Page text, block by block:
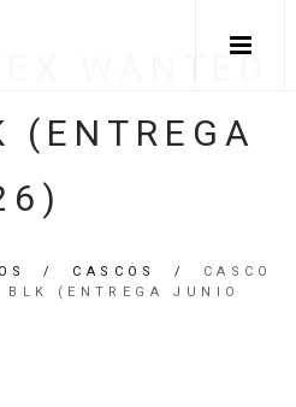
WANTED
(ENTREGA
/ CASCOS / CASCO
BLK (ENTREGA JUNIO